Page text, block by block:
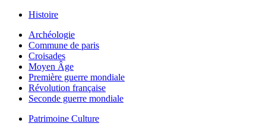
Histoire
Archéologie
Commune de paris
Croisades
Moyen Âge
Première guerre mondiale
Révolution française
Seconde guerre mondiale
Patrimoine Culture